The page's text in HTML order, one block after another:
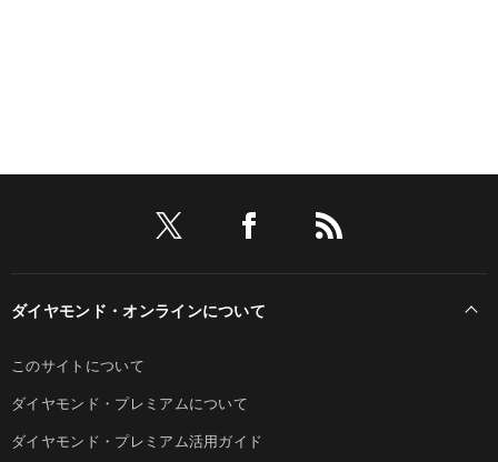
ダイヤモンド・オンラインについて
このサイトについて
ダイヤモンド・プレミアムについて
ダイヤモンド・プレミアム活用ガイド